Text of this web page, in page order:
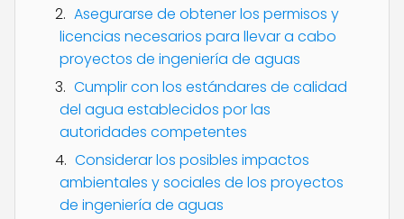
Asegurarse de obtener los permisos y
licencias necesarios para llevar a cabo
proyectos de ingeniería de aguas
Cumplir con los estándares de calidad
del agua establecidos por las
autoridades competentes
Considerar los posibles impactos
ambientales y sociales de los proyectos
de ingeniería de aguas